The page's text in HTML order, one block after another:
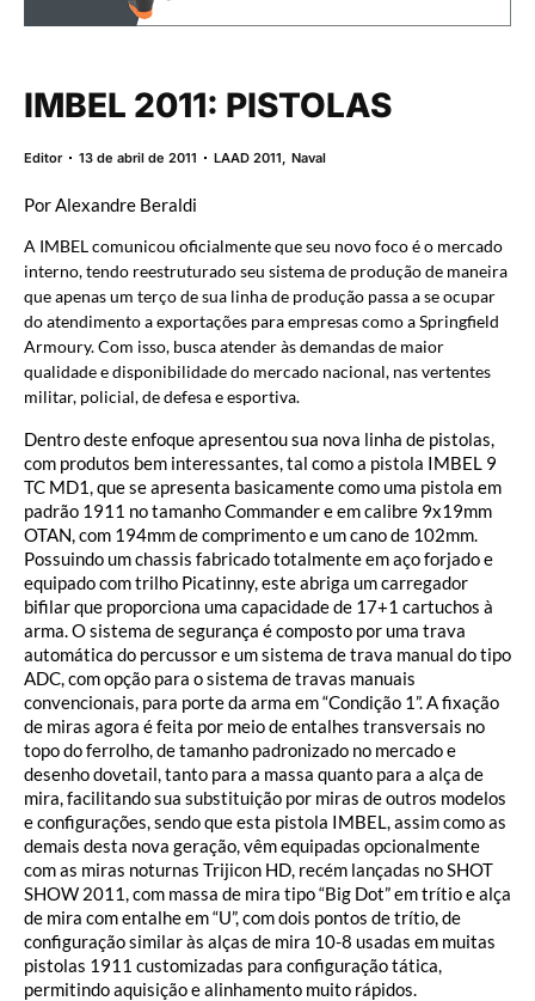
IMBEL 2011: PISTOLAS
Editor 13 de abril de 2011 LAAD 2011,Naval
Por Alexandre Beraldi
A IMBEL comunicou oficialmente que seu novo foco é o mercado
interno, tendo reestruturado seu sistema de produção de maneira
que apenas um terço de sua linha de produção passa a se ocupar
do atendimento a exportações para empresas como a Springfield
Armoury. Com isso, busca atender às demandas de maior
qualidade e disponibilidade do mercado nacional, nas vertentes
militar, policial, de defesa e esportiva.
Dentro deste enfoque apresentou sua nova linha de pistolas,
com produtos bem interessantes, tal como a pistola IMBEL 9
TC MD1, que se apresenta basicamente como uma pistola em
padrão 1911 no tamanho Commander e em calibre 9x19mm
OTAN, com 194mm de comprimento e um cano de 102mm.
Possuindo um chassis fabricado totalmente em aço forjado e
equipado com trilho Picatinny, este abriga um carregador
bifilar que proporciona uma capacidade de 17+1 cartuchos à
arma. O sistema de segurança é composto por uma trava
automática do percussor e um sistema de trava manual do tipo
ADC, com opção para o sistema de travas manuais
convencionais, para porte da arma em “Condição 1”. A fixação
de miras agora é feita por meio de entalhes transversais no
topo do ferrolho, de tamanho padronizado no mercado e
desenho dovetail, tanto para a massa quanto para a alça de
mira, facilitando sua substituição por miras de outros modelos
e configurações, sendo que esta pistola IMBEL, assim como as
demais desta nova geração, vêm equipadas opcionalmente
com as miras noturnas Trijicon HD, recém lançadas no SHOT
SHOW 2011, com massa de mira tipo “Big Dot” em trítio e alça
de mira com entalhe em “U”, com dois pontos de trítio, de
configuração similar às alças de mira 10-8 usadas em muitas
pistolas 1911 customizadas para configuração tática,
permitindo aquisição e alinhamento muito rápidos.